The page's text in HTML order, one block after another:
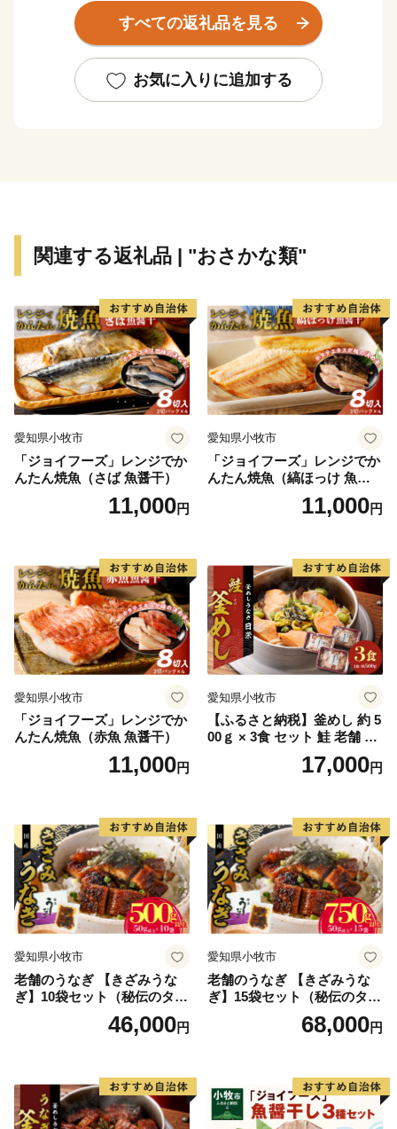
駅「氷見駅｣へ至る海岸線沿いの車窓からの眺めは、鉄
道ファンならずとも一度はご覧いただきたい風景です。
魚介類が一年を通じて水揚げされます。また、氷見が発
祥の地である越中式定置網漁は、豊富な魚介類を「採り
里山と里海の景観を守りつつ、恵まれた自然環境を活
ひこの機会に氷見市の特産品や、氷見市で過ごす時間を
楽しんでください。
すべての返礼品を見る
お気に入りに追加する
関連する返礼品 | "おさかな類"
愛知県小牧市
「ジョイフーズ」レンジでか
んたん焼魚（さば 魚醤干）
11,000円
愛知県小牧市
「ジョイフーズ」レンジでか
んたん焼魚（縞ほっけ 魚醤
11,000円
愛知県小牧市
「ジョイフーズ」レンジでか
んたん焼魚（赤魚 魚醤干）
11,000円
愛知県小牧市
【ふるさと納税】釜めし 約 5
00ｇ × 3食 セット 鮭 老舗 急
速冷凍 レンチン 時短 簡単調
理 食品 加工品 海鮮 手作り
り寄せグルメ 愛知県 小牧市
送料無料
17,000円
愛知県小牧市
老舗のうなぎ 【きざみうな
ぎ】10袋セット（秘伝のタレ
46,000円
愛知県小牧市
老舗のうなぎ 【きざみうな
ぎ】15袋セット（秘伝のタレ
68,000円